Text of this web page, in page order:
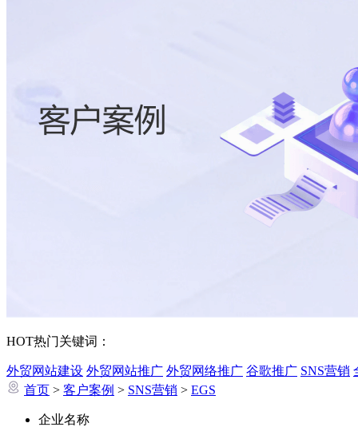
HOT热门关键词：
外贸网站建设 外贸网站推广 外贸网络推广 谷歌推广 SNS营销
首页 > 客户案例 > SNS营销 > EGS
企业名称